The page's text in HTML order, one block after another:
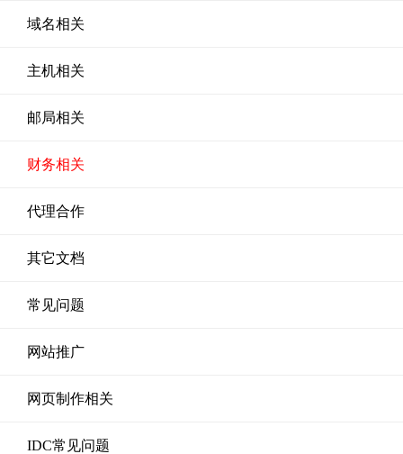
域名相关
主机相关
邮局相关
财务相关
代理合作
其它文档
常见问题
网站推广
网页制作相关
IDC常见问题